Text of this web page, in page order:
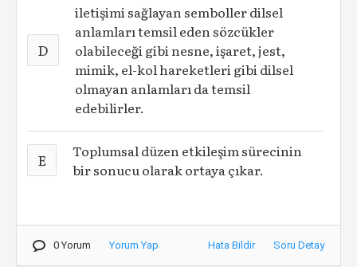
D
iletişimi sağlayan semboller dilsel
anlamları temsil eden söz­cükler
olabileceği gibi nesne, işaret, jest,
mimik, el-kol hareketleri gibi dilsel
olmayan anlamları da temsil
edebilirler.
E
Toplumsal düzen etkileşim sürecinin
bir sonucu olarak ortaya çıkar.
0 Yorum Yorum Yap Hata Bildir Soru Detay